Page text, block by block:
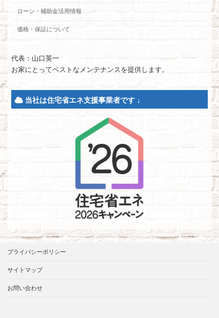
ローン・補助金活用情報
価格・保証について
代表：山口英一
お家にとってベストなメンテナンスを提供します。
当社は住宅省エネ支援事業者です ↓
プライバシーポリシー
サイトマップ
お問い合わせ